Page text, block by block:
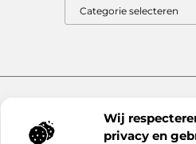
Wij
privacy en
@2025